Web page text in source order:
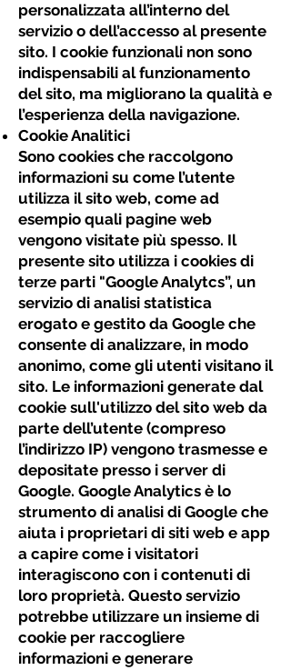
personalizzata all’interno del
servizio o dell’accesso al presente
sito. I cookie funzionali non sono
indispensabili al funzionamento
del sito, ma migliorano la qualità e
l’esperienza della navigazione.
Cookie Analitici
Sono cookies che raccolgono
informazioni su come l’utente
utilizza il sito web, come ad
esempio quali pagine web
vengono visitate più spesso. Il
presente sito utilizza i cookies di
terze parti "Google Analytcs”, un
servizio di analisi statistica
erogato e gestito da Google che
consente di analizzare, in modo
anonimo, come gli utenti visitano il
sito. Le informazioni generate dal
cookie sull'utilizzo del sito web da
parte dell’utente (compreso
l’indirizzo IP) vengono trasmesse e
depositate presso i server di
Google. Google Analytics è lo
strumento di analisi di Google che
aiuta i proprietari di siti web e app
a capire come i visitatori
interagiscono con i contenuti di
loro proprietà. Questo servizio
potrebbe utilizzare un insieme di
cookie per raccogliere
informazioni e generare